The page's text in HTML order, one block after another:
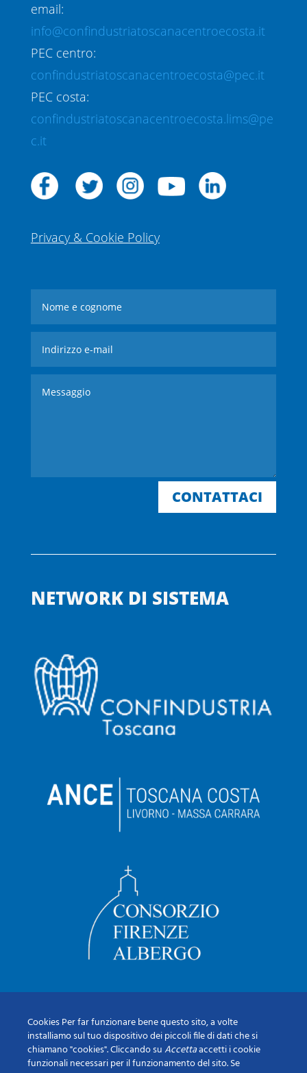
email:
info@confindustriatoscanacentroecosta.it
PEC centro:
confindustriatoscanacentroecosta@pec.it
PEC costa:
confindustriatoscanacentroecosta.lims@pe
c.it
Privacy & Cookie Policy
CONTATTACI
NETWORK DI SISTEMA
Cookies Per far funzionare bene questo sito, a volte
installiamo sul tuo dispositivo dei piccoli file di dati che si
chiamano "cookies". Cliccando suAccettaaccetti i cookie
funzionali necessari per il funzionamento del sito. Se